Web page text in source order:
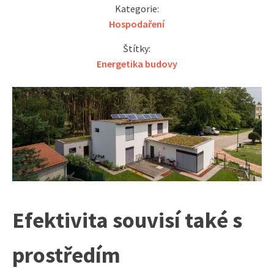
Kategorie:
Hospodaření
Štítky:
Energetika budovy
Efektivita souvisí také s
prostředím